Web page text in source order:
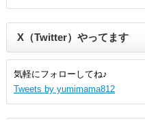
X（Twitter）やってます
気軽にフォローしてね♪
Tweets by yumimama812